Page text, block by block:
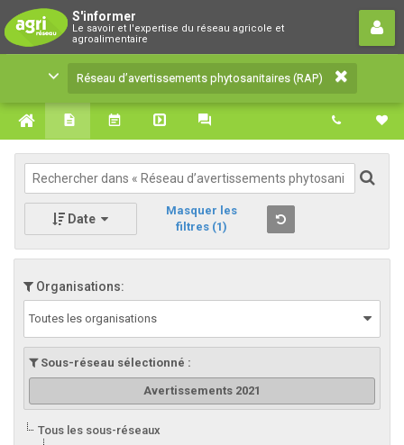
S'informer
Le savoir et l'expertise du réseau agricole et
agroalimentaire
Réseau d’avertissements
phytosanitaires (RAP)
Le savoir et l'expertise du réseau agricole et
agroalimentaire
Réseau d’avertissements phytosanitaires (RAP)
Date
Masquer les
filtres (1)
Organisations:
Toutes les organisations
Sous-réseau sélectionné :
Avertissements 2021
Tous les sous-réseaux